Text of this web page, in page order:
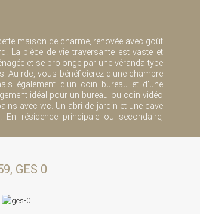
maison de charme, rénovée avec goût
La pièce de vie traversante est vaste et
et se prolonge par une véranda type
Au rdc, vous bénéficierez d'une chambre
également d'un coin bureau et d'une
idéal pour un bureau ou coin vidéo
avec wc. Un abri de jardin et une cave
résidence principale ou secondaire,
GES 0